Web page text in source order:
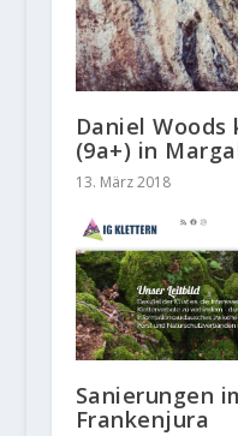
Daniel
(9a+) in
13. März 2018
Sanierungen
Frankenjura